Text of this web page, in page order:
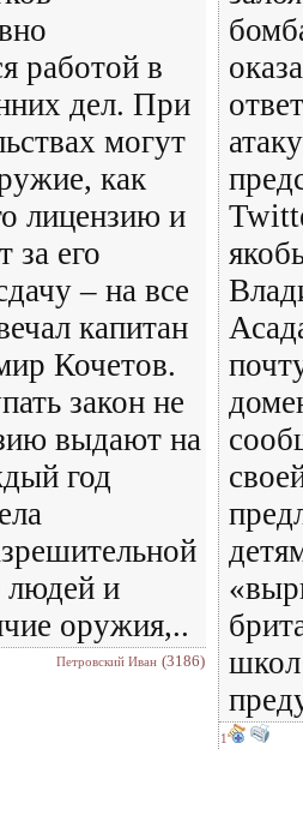
работой в
дел. При
могут
как
лицензию и
за его
– на все
капитан
Кочетов.
закон не
выдают на
год
людей и
оружия,..
Петровский Иван (3186)
1